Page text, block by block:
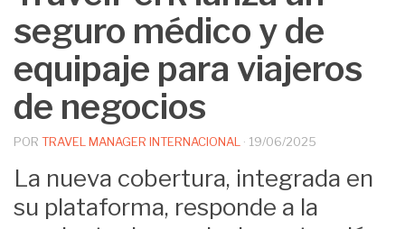
seguro médico y de
equipaje para viajeros
de negocios
POR TRAVEL MANAGER INTERNACIONAL · 19/06/2025
La nueva cobertura, integrada en
su plataforma, responde a la